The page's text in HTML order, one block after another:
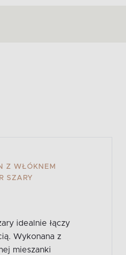
Z WŁÓKNEM
SZARY
idealnie łączy
Wykonana z
mieszanki